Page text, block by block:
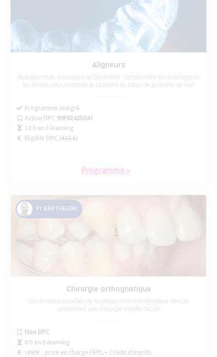
Aligneurs
Biomécanique, conception et fabrication : comprendre les avantages et
les limites pour remettre le praticien au cœur de la chaîne de soin
Programme intégré
Action DPC 99F92425041
12 h en E-learning
Éligible DPC (422 €)
Programme »
Pr BARTHELEMI
Chirurgie orthognatique
Les données actuelles de la préparation orthodontique des cas
nécessitant une chirurgie maxillo-faciale
Non DPC
8 h en E-learning
(490€ : prise en charge FIFPL + Crédit d'impôt)